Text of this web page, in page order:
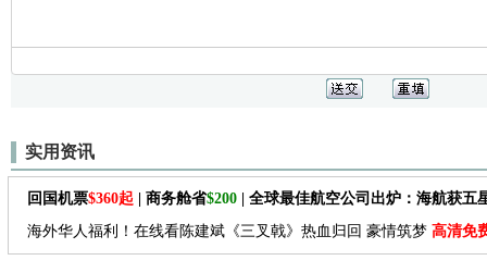
实用资讯
回国机票$360起 | 商务舱省$200 | 全球最佳航空公司出炉：海航获五
海外华人福利！在线看陈建斌《三叉戟》热血归回 豪情筑梦 高清免